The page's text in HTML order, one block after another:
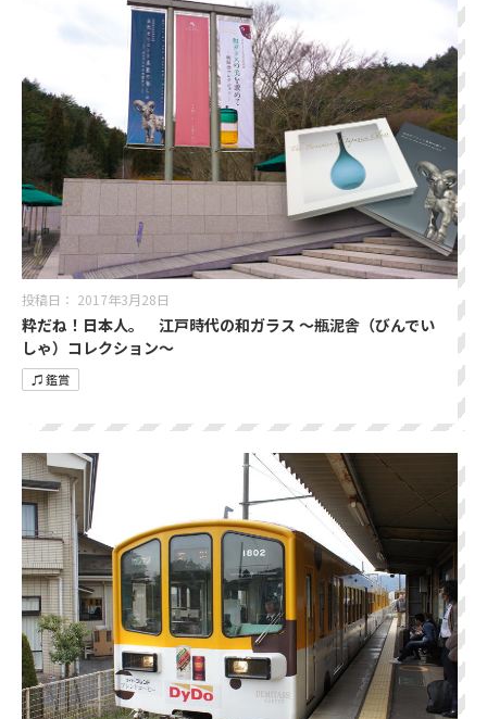
粋だね！日本人。 江戸時代の和ガラス ～瓶泥舎（びんでい
しゃ）コレクション～
投稿日： 2017年3月28日
♫ 鑑賞